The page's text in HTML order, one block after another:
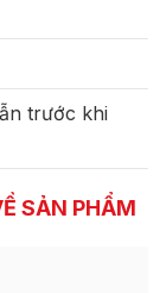
trước khi
SẢN PHẨM